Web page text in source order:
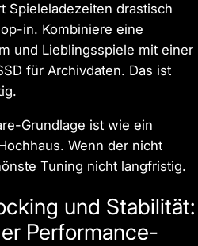
Spieleladezeiten drastisch
in. Kombiniere eine
und Lieblingsspiele mit einer
für Archivdaten. Das ist
Grundlage ist wie ein
Wenn der nicht
Tuning nicht langfristig.
und Stabilität:
Performance-